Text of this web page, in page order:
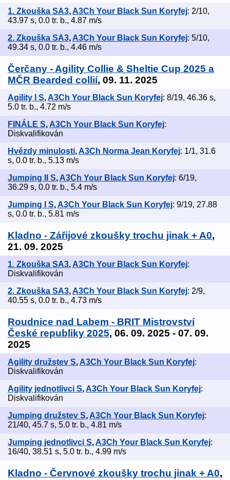
1. Zkouška SA3,A3Ch Your Black Sun Koryfej: 2/10,
43.97 s, 0.0 tr. b., 4.87 m/s
2. Zkouška SA3, A3Ch Your Black Sun Koryfej: 5/10,
49.34 s, 0.0 tr. b., 4.46 m/s
Čerčany - Agility Collie & Sheltie Cup 2025 a
MČR Bearded collií, 09. 11. 2025
Agility I S,A3Ch Your Black Sun Koryfej: 8/19, 46.36 s,
5.0 tr. b., 4.72 m/s
FINÁLE S, A3Ch Your Black Sun Koryfej:
Diskvalifikován
Hvězdy minulosti,A3Ch Norma Jean Koryfej: 1/1, 31.6
s, 0.0 tr. b., 5.13 m/s
Jumping II S, A3Ch Your Black Sun Koryfej: 6/19,
36.29 s, 0.0 tr. b., 5.4 m/s
Jumping I S,A3Ch Your Black Sun Koryfej: 9/19, 27.88
s, 0.0 tr. b., 5.81 m/s
Kladno - Zářijové zkoušky trochu jinak + A0,
21. 09. 2025
1. Zkouška SA3, A3Ch Your Black Sun Koryfej:
Diskvalifikován
2. Zkouška SA3,A3Ch Your Black Sun Koryfej: 2/9,
40.55 s, 0.0 tr. b., 4.73 m/s
Roudnice nad Labem - BRIT Mistrovství
České republiky 2025, 06. 09. 2025 - 07. 09.
2025
Agility družstev S, A3Ch Your Black Sun Koryfej:
Diskvalifikován
Agility jednotlivci S,A3Ch Your Black Sun Koryfej:
Diskvalifikován
Jumping družstev S, A3Ch Your Black Sun Koryfej:
21/40, 45.7 s, 5.0 tr. b., 4.81 m/s
Jumping jednotlivci S,A3Ch Your Black Sun Koryfej:
16/40, 38.51 s, 5.0 tr. b., 4.99 m/s
Kladno - Červnové zkoušky trochu jinak + A0,